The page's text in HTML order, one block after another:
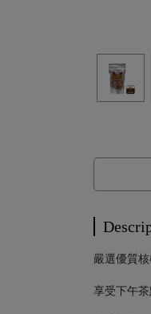
嚴選優質
享受下午茶